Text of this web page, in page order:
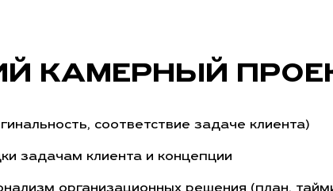
КАМЕРНЫЙ
соответствие задаче клиента)
задачам клиента и концепции
организационных решения (план,